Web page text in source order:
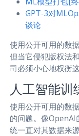
GPT-3对
谈论
使用公开可用的数
但当它侵犯版权法
司必须小心地权衡
人工智能训
使用公开可用的数
的问题。像
统一直对其数据来